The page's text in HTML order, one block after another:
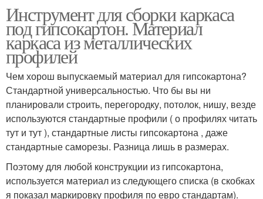
Инструмент для сборки каркаса
под гипсокартон. Материал
каркаса из металлических
профилей
Чем хорош выпускаемый материал для гипсокартона?
Стандартной универсальностью. Что бы вы ни
планировали строить, перегородку, потолок, нишу, везде
используются стандартные профили ( о профилях читать
тут и тут ), стандартные листы гипсокартона , даже
стандартные саморезы. Разница лишь в размерах.
Поэтому для любой конструкции из гипсокартона,
используется материал из следующего списка (в скобках
я показал маркировку профиля по евро стандартам).